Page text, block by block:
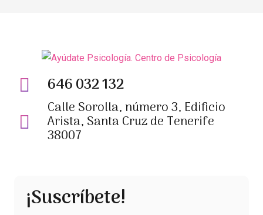
646 032 132
Calle Sorolla, número 3, Edificio
Arista, Santa Cruz de Tenerife
38007
¡Suscríbete!